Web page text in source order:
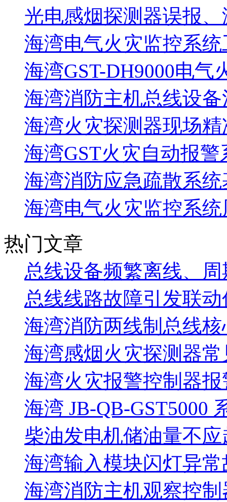
光电感烟探测器误报
海湾电气火灾监控系统
海湾GST-DH9000电气
海湾消防主机总线设备
海湾火灾探测器现场
海湾GST火灾自动报警
海湾消防应急疏散系统
海湾电气火灾监控系
热门文章
总线设备频繁离线、
总线线路故障引发联
海湾消防两线制总线
海湾感烟火灾探测器
海湾火灾报警控制器报
海湾 JB-QB-GST5000
柴油发电机储油量不应
海湾输入模块闪灯异
海湾消防主机观察控制